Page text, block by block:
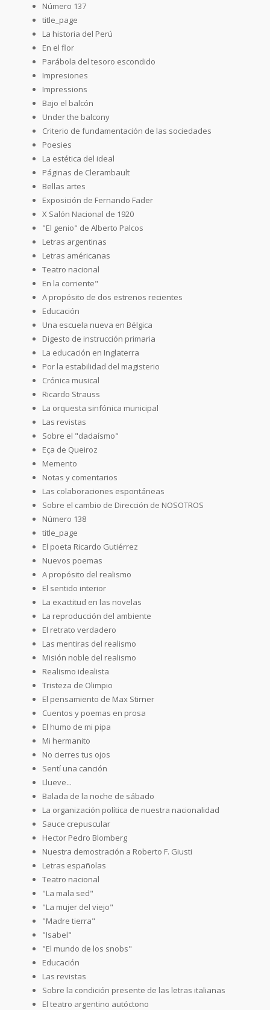
Número 137
title_page
La historia del Perú
En el flor
Parábola del tesoro escondido
Impresiones
Impressions
Bajo el balcón
Under the balcony
Criterio de fundamentación de las sociedades
Poesies
La estética del ideal
Páginas de Clerambault
Bellas artes
Exposición de Fernando Fader
X Salón Nacional de 1920
"El genio" de Alberto Palcos
Letras argentinas
Letras américanas
Teatro nacional
En la corriente"
A propósito de dos estrenos recientes
Educación
Una escuela nueva en Bélgica
Digesto de instrucción primaria
La educación en Inglaterra
Por la estabilidad del magisterio
Crónica musical
Ricardo Strauss
La orquesta sinfónica municipal
Las revistas
Sobre el "dadaísmo"
Eça de Queiroz
Memento
Notas y comentarios
Las colaboraciones espontáneas
Sobre el cambio de Dirección de NOSOTROS
Número 138
title_page
El poeta Ricardo Gutiérrez
Nuevos poemas
A propósito del realismo
El sentido interior
La exactitud en las novelas
La reproducción del ambiente
El retrato verdadero
Las mentiras del realismo
Misión noble del realismo
Realismo idealista
Tristeza de Olimpio
El pensamiento de Max Stirner
Cuentos y poemas en prosa
El humo de mi pipa
Mi hermanito
No cierres tus ojos
Sentí una canción
Llueve...
Balada de la noche de sábado
La organización política de nuestra nacionalidad
Sauce crepuscular
Hector Pedro Blomberg
Nuestra demostración a Roberto F. Giusti
Letras españolas
Teatro nacional
"La mala sed"
"La mujer del viejo"
"Madre tierra"
"Isabel"
"El mundo de los snobs"
Educación
Las revistas
Sobre la condición presente de las letras italianas
El teatro argentino autóctono